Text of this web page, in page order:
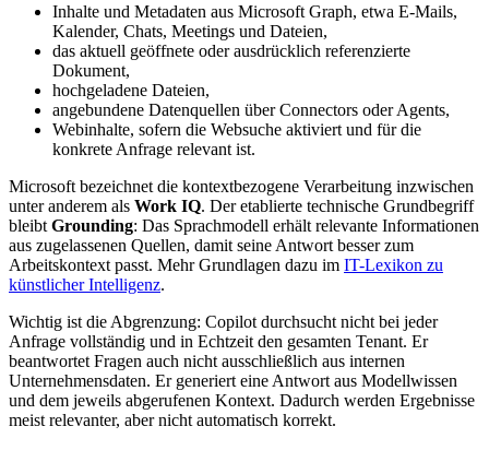
Inhalte und Metadaten aus Microsoft Graph, etwa E-Mails,
Kalender, Chats, Meetings und Dateien,
das aktuell geöffnete oder ausdrücklich referenzierte
Dokument,
hochgeladene Dateien,
angebundene Datenquellen über Connectors oder Agents,
Webinhalte, sofern die Websuche aktiviert und für die
konkrete Anfrage relevant ist.
Microsoft bezeichnet die kontextbezogene Verarbeitung inzwischen
unter anderem als Work IQ. Der etablierte technische Grundbegriff
bleibt Grounding: Das Sprachmodell erhält relevante Informationen
aus zugelassenen Quellen, damit seine Antwort besser zum
Arbeitskontext passt. Mehr Grundlagen dazu im IT-Lexikon zu
künstlicher Intelligenz.
Wichtig ist die Abgrenzung: Copilot durchsucht nicht bei jeder
Anfrage vollständig und in Echtzeit den gesamten Tenant. Er
beantwortet Fragen auch nicht ausschließlich aus internen
Unternehmensdaten. Er generiert eine Antwort aus Modellwissen
und dem jeweils abgerufenen Kontext. Dadurch werden Ergebnisse
meist relevanter, aber nicht automatisch korrekt.